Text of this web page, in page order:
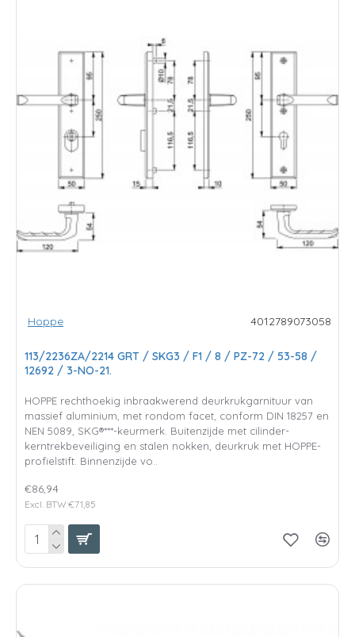
Hoppe 4012789073058
113/2236ZA/2214 GRT / SKG3 / F1 / 8 / PZ-72 / 53-58 /
12692 / 3-NO-21.
HOPPE rechthoekig inbraakwerend deurkrukgarnituur van
massief aluminium, met rondom facet, conform DIN 18257 en
NEN 5089, SKG®***-keurmerk. Buitenzijde met cilinder-
kerntrekbeveiliging en stalen nokken, deurkruk met HOPPE-
profielstift. Binnenzijde vo..
€86,94
Excl. BTW:€71,85